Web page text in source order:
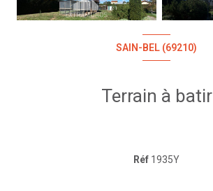
SAIN-BEL (69210)
Terrain à batir
Réf 1935Y